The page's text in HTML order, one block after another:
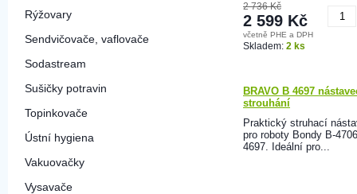
Rýžovary
Sendvičovače, vaflovače
Sodastream
Sušičky potravin
Topinkovače
Ústní hygiena
Vakuovačky
Vysavače
2 736 Kč
2 599 Kč
včetně PHE a DPH
Skladem: 2 ks
BRAVO B 4697
strouhání
Praktický struhací
pro roboty Bondy B-
4697. Ideální pro...